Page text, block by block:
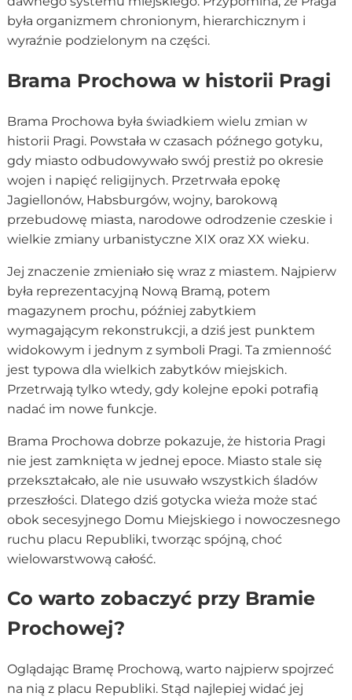
była organizmem chronionym, hierarchicznym i
wyraźnie podzielonym na części.
Brama Prochowa w historii Pragi
Brama Prochowa była świadkiem wielu zmian w
historii Pragi. Powstała w czasach późnego gotyku,
gdy miasto odbudowywało swój prestiż po okresie
wojen i napięć religijnych. Przetrwała epokę
Jagiellonów, Habsburgów, wojny, barokową
przebudowę miasta, narodowe odrodzenie czeskie i
wielkie zmiany urbanistyczne XIX oraz XX wieku.
Jej znaczenie zmieniało się wraz z miastem. Najpierw
była reprezentacyjną Nową Bramą, potem
magazynem prochu, później zabytkiem
wymagającym rekonstrukcji, a dziś jest punktem
widokowym i jednym z symboli Pragi. Ta zmienność
jest typowa dla wielkich zabytków miejskich.
Przetrwają tylko wtedy, gdy kolejne epoki potrafią
nadać im nowe funkcje.
Brama Prochowa dobrze pokazuje, że historia Pragi
nie jest zamknięta w jednej epoce. Miasto stale się
przekształcało, ale nie usuwało wszystkich śladów
przeszłości. Dlatego dziś gotycka wieża może stać
obok secesyjnego Domu Miejskiego i nowoczesnego
ruchu placu Republiki, tworząc spójną, choć
wielowarstwową całość.
Co warto zobaczyć przy Bramie
Prochowej?
Oglądając Bramę Prochową, warto najpierw spojrzeć
na nią z placu Republiki. Stąd najlepiej widać jej